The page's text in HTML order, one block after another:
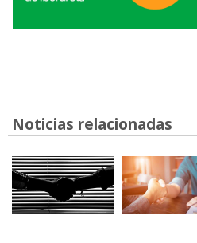
Noticias relacionadas